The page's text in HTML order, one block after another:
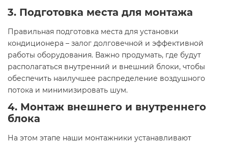
3. Подготовка места для монтажа
Правильная подготовка места для установки
кондиционера – залог долговечной и эффективной
работы оборудования. Важно продумать, где будут
располагаться внутренний и внешний блоки, чтобы
обеспечить наилучшее распределение воздушного
потока и минимизировать шум.
4. Монтаж внешнего и внутреннего
блока
На этом этапе наши монтажники устанавливают